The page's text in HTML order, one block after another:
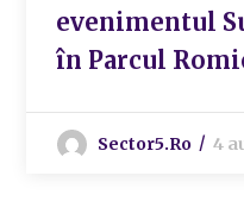
evenimentul
în Parcul
Sector5.ro 4